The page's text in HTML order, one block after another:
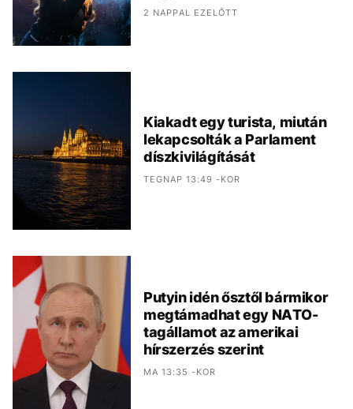
2 NAPPAL EZELŐTT
Kiakadt egy turista, miután
lekapcsolták a Parlament
díszkivilágítását
TEGNAP 13:49 -KOR
Putyin idén ősztől bármikor
megtámadhat egy NATO-
tagállamot az amerikai
hírszerzés szerint
MA 13:35 -KOR